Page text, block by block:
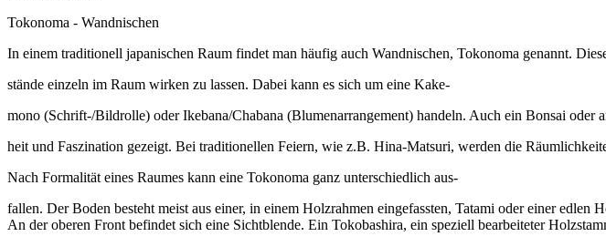
Tokonoma - Wandnischen
In einem traditionell japanischen Raum findet man häufig auch Wandnischen, Tokonoma genannt.
stände einzeln im Raum wirken zu lassen. Dabei kann es sich um eine Kake-
mono (Schrift-/Bildrolle) oder Ikebana/Chabana (Blumenarrangement) handeln. Auch ein Bonsai oder
heit und Faszination gezeigt. Bei traditionellen Feiern, wie z.B. Hina-Matsuri, werden die
Nach Formalität eines Raumes kann eine Tokonoma ganz unterschiedlich aus-
fallen. Der Boden besteht meist aus einer, in einem Holzrahmen eingefassten, Tatami oder einer
An der oberen Front befindet sich eine Sichtblende. Ein Tokobashira, ein speziell bearbeiteter